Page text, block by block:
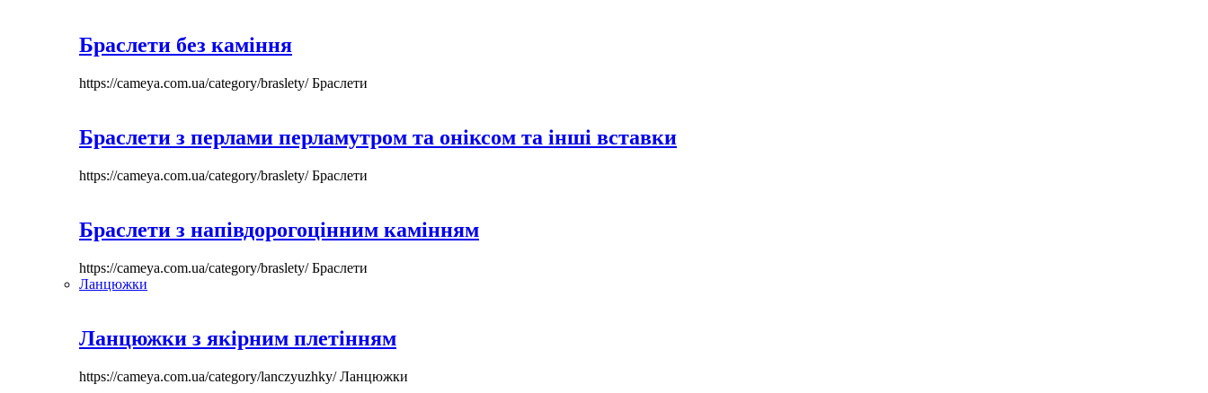
Браслети без каміння
https://cameya.com.ua/category/braslety/Браслети
Браслети з перлами перламутром та оніксом та інші вставки
https://cameya.com.ua/category/braslety/Браслети
Браслети з напівдорогоцінним камінням
https://cameya.com.ua/category/braslety/Браслети
Ланцюжки
Ланцюжки з якірним плетінням
https://cameya.com.ua/category/lanczyuzhky/Ланцюжки